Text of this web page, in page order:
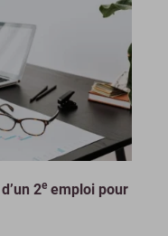
2e emploi pour